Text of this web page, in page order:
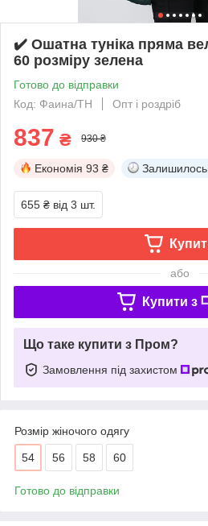
✔️ Ошатна туніка пряма
60 розміру зелена
Готово до відправки
Код: Фаина/ТН
Опт і роздріб
837 ₴ 930 ₴
Економія 93 ₴ Залишилось
655 ₴ від 3 шт.
або
Купити з
Що таке купити з Пром?
Замовлення під захистом
Розмір жіночого одягу
54 56 58 60
Готово до відправки